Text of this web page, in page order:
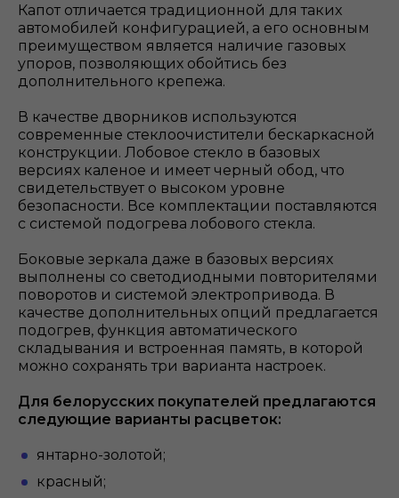
Капот отличается традиционной для таких
автомобилей конфигурацией, а его основным
преимуществом является наличие газовых
упоров, позволяющих обойтись без
дополнительного крепежа.
В качестве дворников используются
современные стеклоочистители бескаркасной
конструкции. Лобовое стекло в базовых
версиях каленое и имеет черный обод, что
свидетельствует о высоком уровне
безопасности. Все комплектации поставляются
с системой подогрева лобового стекла.
Боковые зеркала даже в базовых версиях
выполнены со светодиодными повторителями
поворотов и системой электропривода. В
качестве дополнительных опций предлагается
подогрев, функция автоматического
складывания и встроенная память, в которой
можно сохранять три варианта настроек.
Для белорусских покупателей предлагаются
следующие варианты расцветок:
янтарно-золотой;
красный;